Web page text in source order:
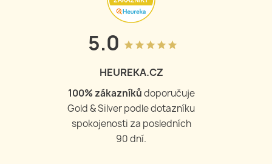
5.0 grade grade grade grade grade
HEUREKA.CZ
100% zákazníkůdoporučuje
Gold & Silver podle dotazníku
spokojenosti za posledních
90 dní.